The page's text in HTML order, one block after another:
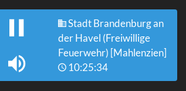
Stadt Brandenburg an
der Havel (Freiwillige
Feuerwehr) [Mahlenzien]
10:25:34